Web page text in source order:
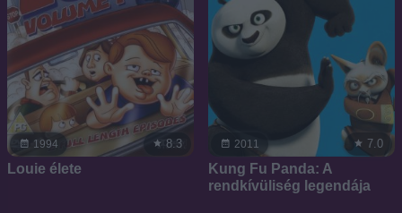
1994 8.3
Louie élete
2011 7.0
Kung Fu Panda: A
rendkívüliség legendája